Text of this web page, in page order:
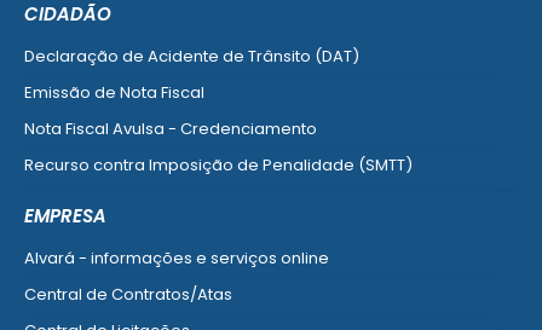
CIDADÃO
Declaração de Acidente de Trânsito (DAT)
Emissão de Nota Fiscal
Nota Fiscal Avulsa - Credenciamento
Recurso contra Imposição de Penalidade (SMTT)
EMPRESA
Alvará - informações e serviços online
Central de Contratos/Atas